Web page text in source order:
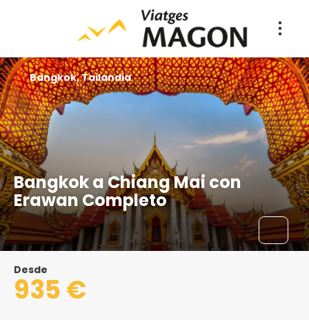
Bangkok a Chiang Mai con
Erawan Completo
Bangkok, Tailandia
Desde
935 €